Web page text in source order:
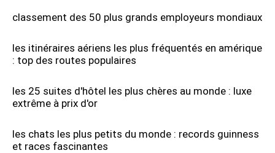
classement des 50 plus grands employeurs mondiaux
les itinéraires aériens les plus fréquentés en amérique
: top des routes populaires
les 25 suites d'hôtel les plus chères au monde : luxe
extrême à prix d'or
les chats les plus petits du monde : records guinness
et races fascinantes